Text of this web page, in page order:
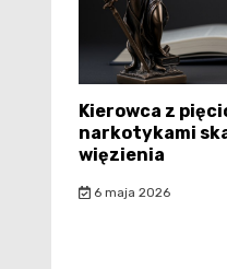
Kierowca z
narkotykami
więzienia
6 maja 2026